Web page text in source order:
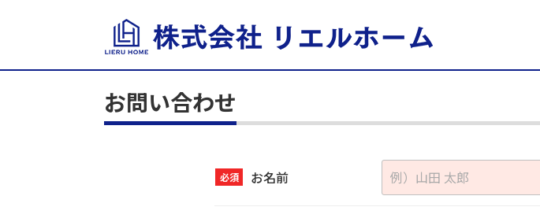
お問い合わせ
必須 お名前